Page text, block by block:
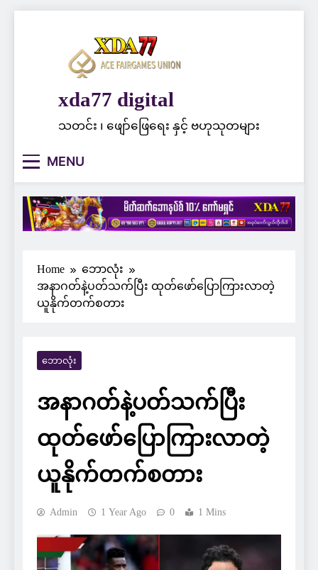
xda77 digital
သတင်း ၊ ဖျော်ဖြေရေး နှင့် ဗဟုသုတများ
MENU
Home
ဘောလုံး
အနာဂတ်နဲ့ပတ်သက်ပြီး ထုတ်ဖော်ပြောကြားလာတဲ့
ယူနိုက်တက်စတား
ဘောလုံး
အနာဂတ်နဲ့ပတ်သက်ပြီး
ထုတ်ဖော်ပြောကြားလာတဲ့
ယူနိုက်တက်စတား
Admin 1 Year Ago 0 1 Mins